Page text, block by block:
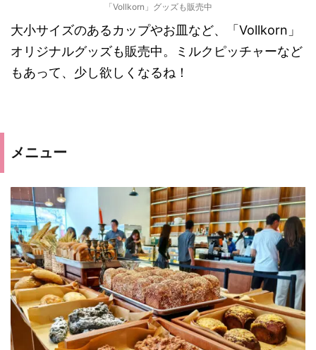
「Vollkorn」グッズも販売中
大小サイズのあるカップやお皿など、「Vollkorn」
オリジナルグッズも販売中。ミルクピッチャーなど
もあって、少し欲しくなるね！
メニュー